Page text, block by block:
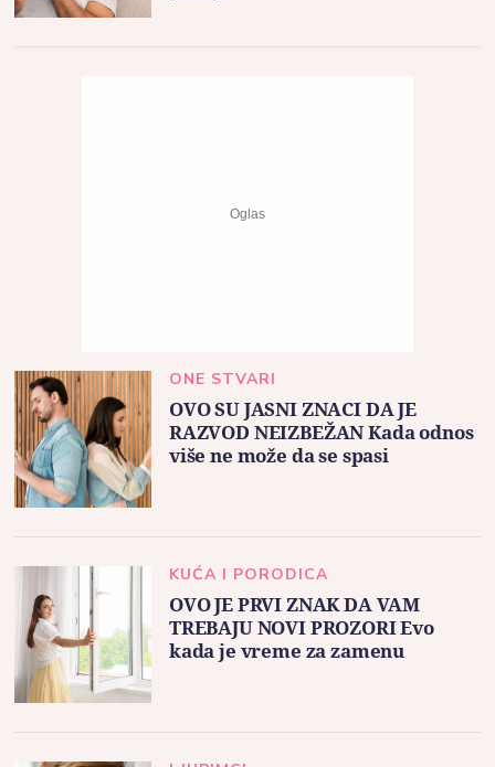
ONE STVARI
OVO SU JASNI ZNACI DA JE
RAZVOD NEIZBEŽAN Kada odnos
više ne može da se spasi
KUĆA I PORODICA
OVO JE PRVI ZNAK DA VAM
TREBAJU NOVI PROZORI Evo
kada je vreme za zamenu